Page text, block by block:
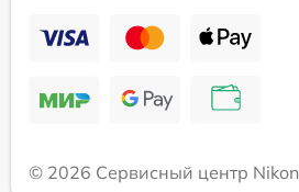
© 2026 Сервисный центр Nikon